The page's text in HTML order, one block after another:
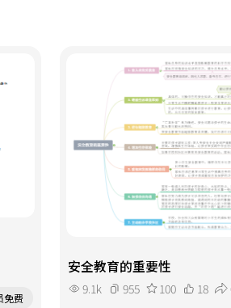
免费
安全教育的重要性
9.1k 955 100 18